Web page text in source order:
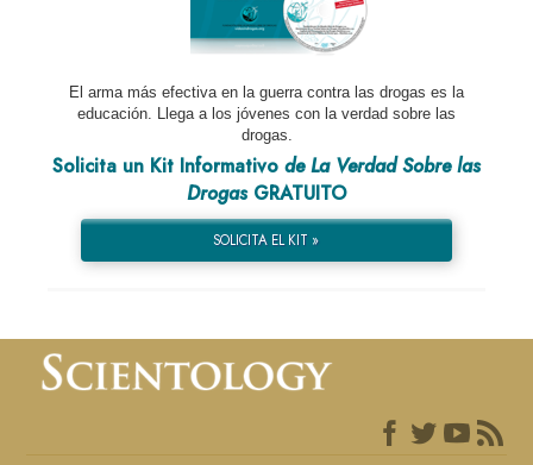
El arma más efectiva en la guerra contra las drogas es la
educación. Llega a los jóvenes con la verdad sobre las
drogas.
Solicita un Kit Informativo de La Verdad Sobre las
DrogasGRATUITO
SOLICITA EL KIT »